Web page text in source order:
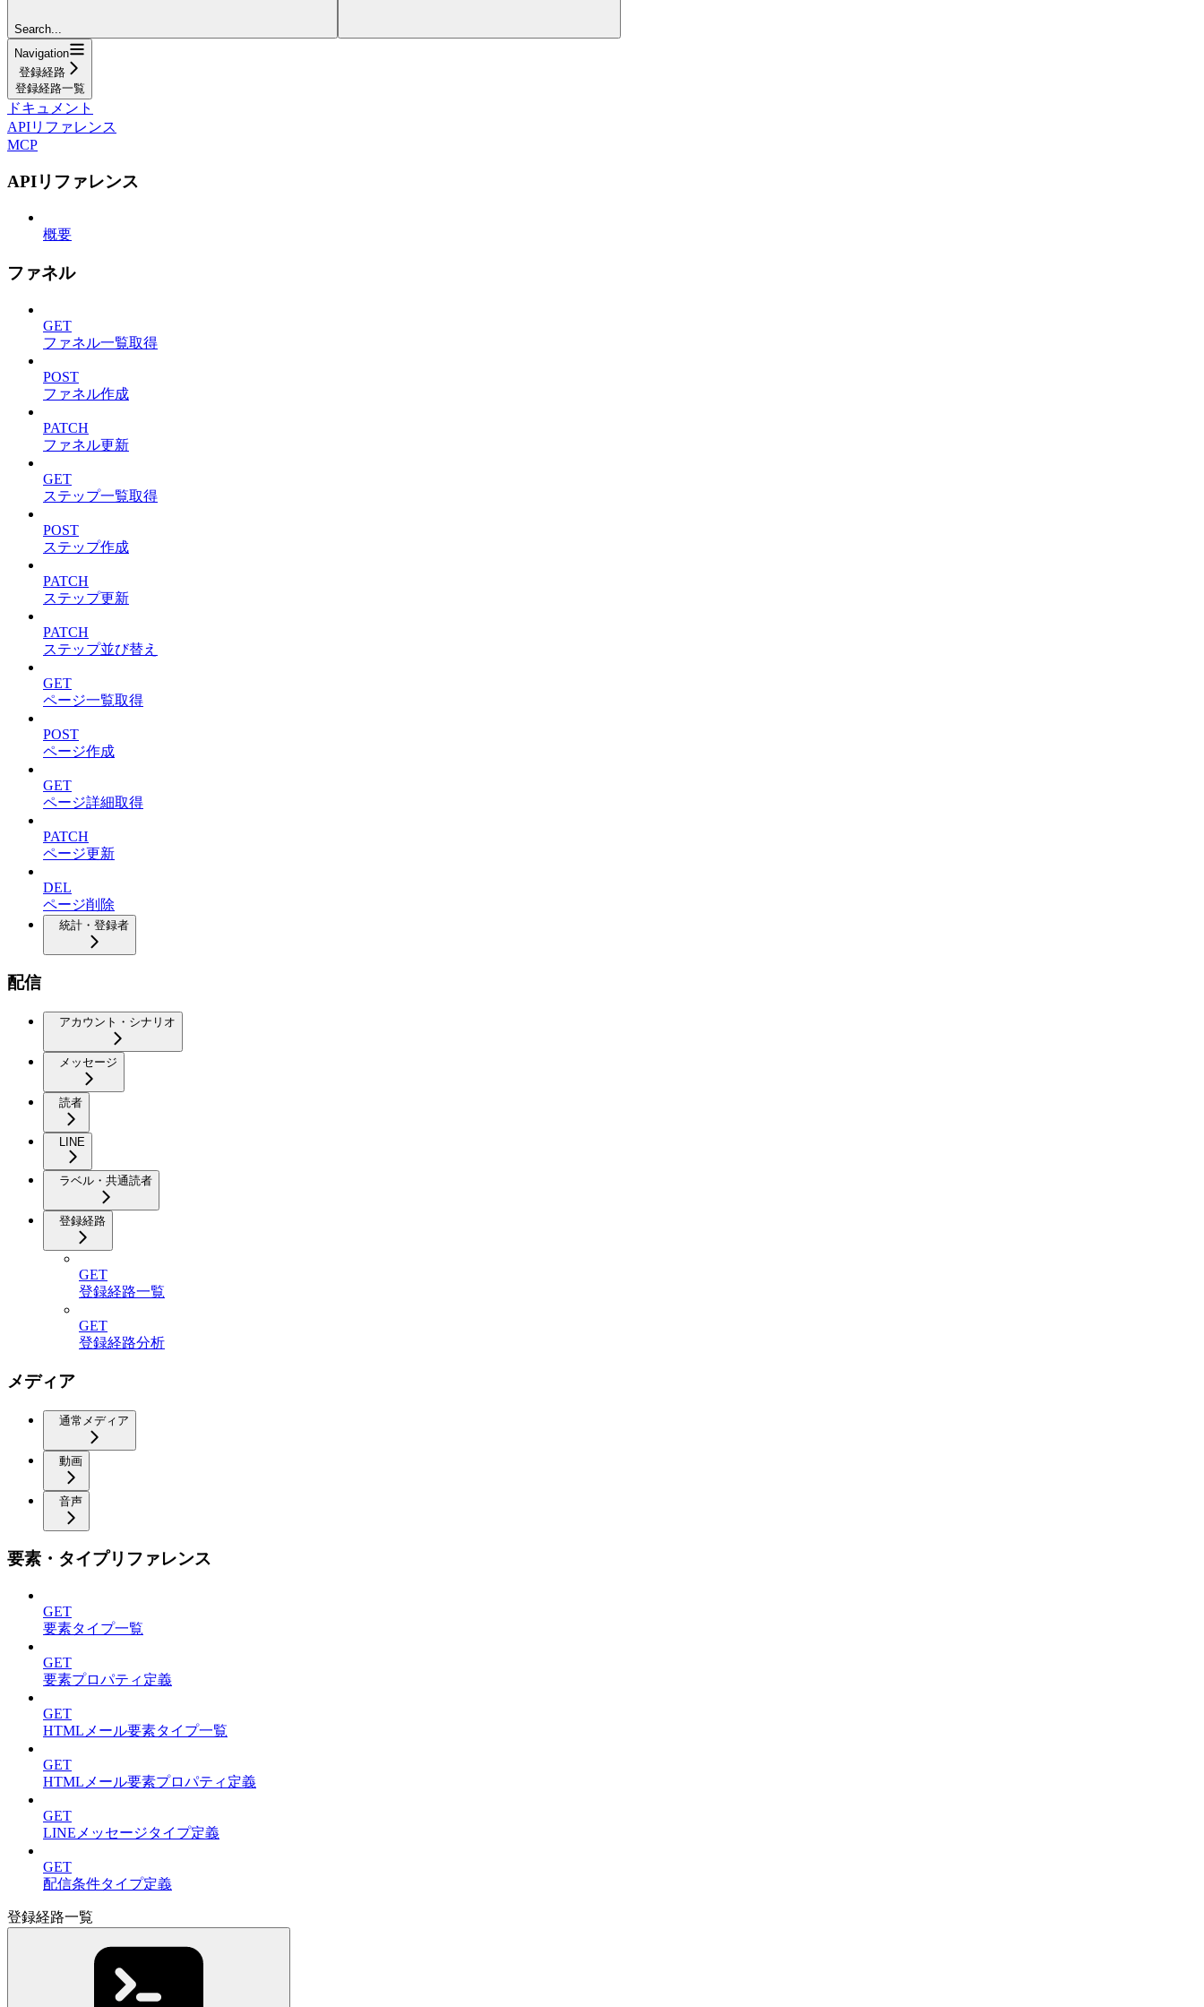
Search...
Navigation
登録経路
登録経路一覧
ドキュメント
APIリファレンス
MCP
APIリファレンス
概要
ファネル
GET
ファネル一覧取得
POST
ファネル作成
PATCH
ファネル更新
GET
ステップ一覧取得
POST
ステップ作成
PATCH
ステップ更新
PATCH
ステップ並び替え
GET
ページ一覧取得
POST
ページ作成
GET
ページ詳細取得
PATCH
ページ更新
DEL
ページ削除
統計・登録者
配信
アカウント・シナリオ
メッセージ
読者
LINE
ラベル・共通読者
登録経路
GET
登録経路一覧
GET
登録経路分析
メディア
通常メディア
動画
音声
要素・タイプリファレンス
GET
要素タイプ一覧
GET
要素プロパティ定義
GET
HTMLメール要素タイプ一覧
GET
HTMLメール要素プロパティ定義
GET
LINEメッセージタイプ定義
GET
配信条件タイプ定義
登録経路一覧